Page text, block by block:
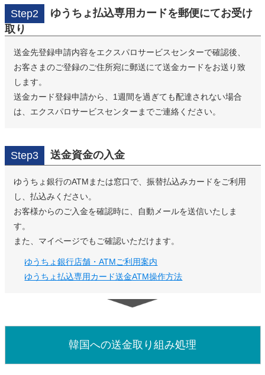
Step2
ゆうちょ払込専用カードを郵便にてお受け
取り
送金先登録申請内容をエクスパロサービスセンターで確認後、
お客さまのご登録のご住所宛に郵送にて送金カードをお送り致
します。
送金カード登録申請から、1週間を過ぎても配達されない場合
は、エクスパロサービスセンターまでご連絡ください。
Step3 送金資金の入金
ゆうちょ銀行のATMまたは窓口で、振替払込みカードをご利用
し、払込みください。
お客様からのご入金を確認時に、自動メールを送信いたしま
す。
また、マイページでもご確認いただけます。
ゆうちょ銀行店舗・ATMご利用案内
ゆうちょ払込専用カード送金ATM操作方法
韓国への送金取り組み処理